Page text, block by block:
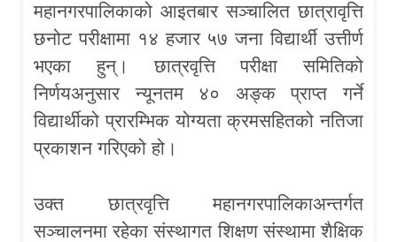
महानगरपालिकाको आइतबार सञ्चालित छात्रावृत्ति
छनोट परीक्षामा १४ हजार ५७ जना विद्यार्थी उत्तीर्ण
भएका हुन्। छात्रवृत्ति परीक्षा समितिको
निर्णयअनुसार न्यूनतम ४० अङ्क प्राप्त गर्ने
विद्यार्थीको प्रारम्भिक योग्यता क्रमसहितको नतिजा
प्रकाशन गरिएको हो।
उक्त छात्रवृत्ति महानगरपालिकाअन्तर्गत
सञ्चालनमा रहेका संस्थागत शिक्षण संस्थामा शैक्षिक